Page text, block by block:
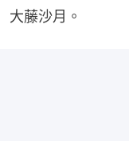
大藤沙月。